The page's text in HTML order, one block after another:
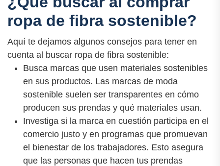
ropa de fibra sostenible?
Aquí te dejamos algunos consejos para tener en
cuenta al buscar ropa de fibra sostenible:
Busca marcas que usen materiales sostenibles
en sus productos. Las marcas de moda
sostenible suelen ser transparentes en cómo
producen sus prendas y qué materiales usan.
Investiga si la marca en cuestión participa en el
comercio justo y en programas que promuevan
el bienestar de los trabajadores. Esto asegura
que las personas que hacen tus prendas